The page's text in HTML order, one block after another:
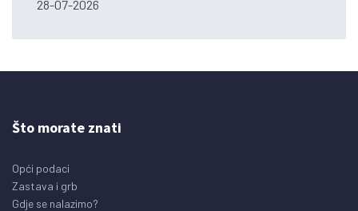
28-07-2026
Što morate znati
Opći podaci
Zastava i grb
Gdje se nalazimo?